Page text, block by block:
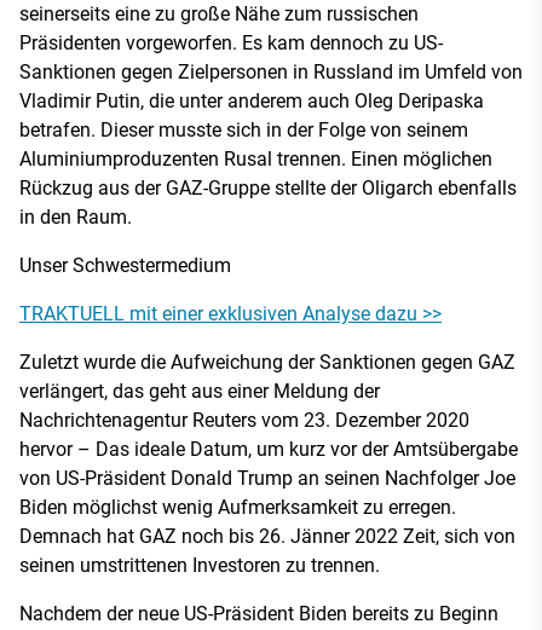
seinerseits eine zu große Nähe zum russischen
Präsidenten vorgeworfen. Es kam dennoch zu US-
Sanktionen gegen Zielpersonen in Russland im Umfeld von
Vladimir Putin, die unter anderem auch Oleg Deripaska
betrafen. Dieser musste sich in der Folge von seinem
Aluminiumproduzenten Rusal trennen. Einen möglichen
Rückzug aus der GAZ-Gruppe stellte der Oligarch ebenfalls
in den Raum.
Unser Schwestermedium
TRAKTUELL mit einer exklusiven Analyse dazu >>
Zuletzt wurde die Aufweichung der Sanktionen gegen GAZ
verlängert, das geht aus einer Meldung der
Nachrichtenagentur Reuters vom 23. Dezember 2020
hervor – Das ideale Datum, um kurz vor der Amtsübergabe
von US-Präsident Donald Trump an seinen Nachfolger Joe
Biden möglichst wenig Aufmerksamkeit zu erregen.
Demnach hat GAZ noch bis 26. Jänner 2022 Zeit, sich von
seinen umstrittenen Investoren zu trennen.
Nachdem der neue US-Präsident Biden bereits zu Beginn